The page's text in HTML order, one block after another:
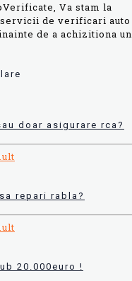
Va stam la
de verificari auto
de a achizitiona un
doar asigurare rca?
repari rabla?
20.000euro !